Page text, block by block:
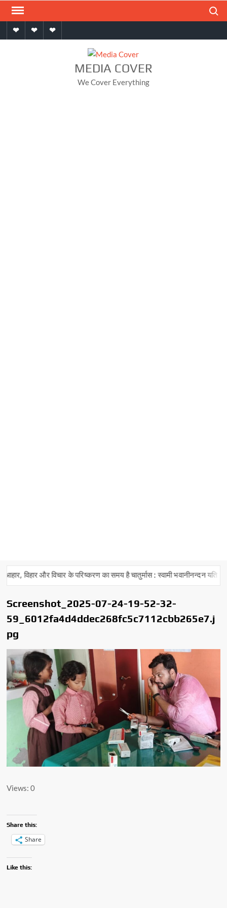
Skip
contentHomeAboutContact
MEDIA COVER
We Cover Everything
विहार और विचार के परिष्करण का समय है चातुर्मास : स्वामी भवानीनन्दन यति
Screenshot_2025-07-24-19-52-32-
59_6012fa4d4ddec268fc5c7112cbb265e7.j
pg
Views: 0
Share this:
Share
Like this: